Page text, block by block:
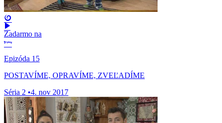
Zadarmo na
Epizóda 15
POSTAVÍME, OPRAVÍME, ZVEĽADÍME
Séria 2 •4. nov 2017